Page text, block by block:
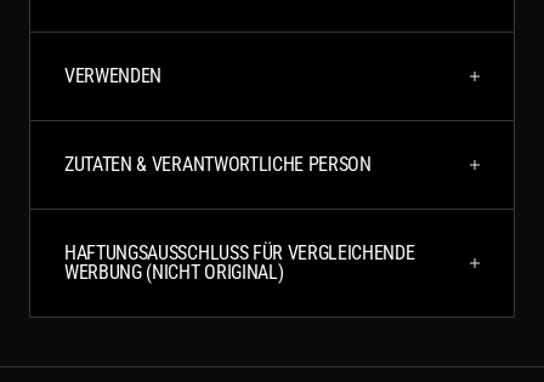
VERWENDEN
ZUTATEN & VERANTWORTLICHE PERSON
HAFTUNGSAUSSCHLUSS FÜR VERGLEICHENDE
WERBUNG (NICHT ORIGINAL)